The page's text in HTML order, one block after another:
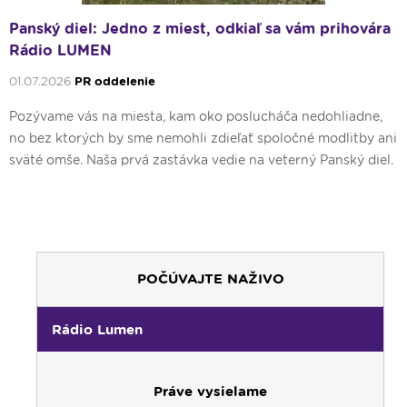
Panský diel: Jedno z miest, odkiaľ sa vám prihovára
Rádio LUMEN
01.07.2026 PR oddelenie
Pozývame vás na miesta, kam oko poslucháča nedohliadne,
no bez ktorých by sme nemohli zdieľať spoločné modlitby ani
sväté omše. Naša prvá zastávka vedie na veterný Panský diel.
POČÚVAJTE NAŽIVO
Rádio Lumen
Práve vysielame